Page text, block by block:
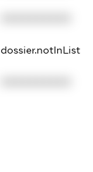
dossier.notInList